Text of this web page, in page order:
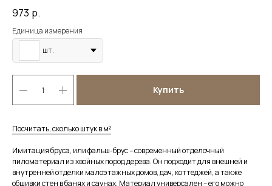
973 р.
Единица измерения
шт.
Купить
Посчитать, сколько штук в м²
Имитация бруса, или фальш-брус – современный отделочный
пиломатериал из хвойных пород дерева. Он подходит для внешней и
внутренней отделки малоэтажных домов, дач, коттеджей, а также
обшивки стен в банях и саунах. Материал универсален – его можно